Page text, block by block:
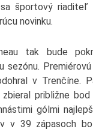
športový riaditeľ
novinku.
tak bude
sezónu.
v Trenčíne.
zbieral približne
gólmi
v 39 zápasoch